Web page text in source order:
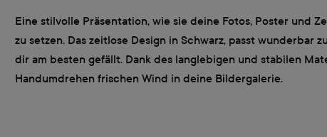
Eine stilvolle Präsentation, wie sie deine Fotos, Poster und
zu setzen. Das zeitlose Design in Schwarz, passt
dir am besten gefällt. Dank des langlebigen und stabilen
Handumdrehen frischen Wind in deine Bildergalerie.